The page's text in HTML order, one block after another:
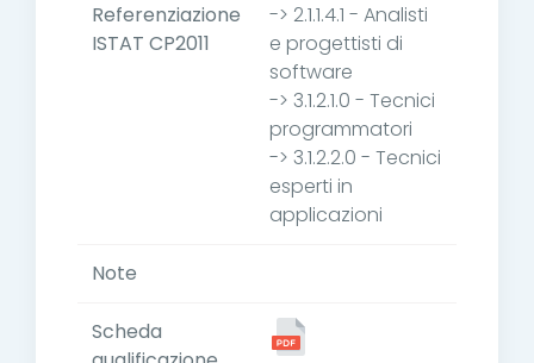
Referenziazione
ISTAT CP2011
-> 2.1.1.4.1 - Analisti
e progettisti di
software
-> 3.1.2.1.0 - Tecnici
programmatori
-> 3.1.2.2.0 - Tecnici
esperti in
applicazioni
Note
Scheda